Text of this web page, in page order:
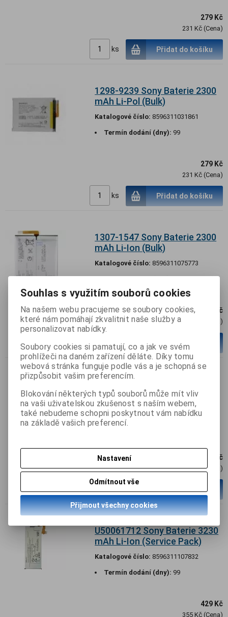
279 Kč
231 Kč (Cena)
ks Přidat do košíku
1298-9239 Sony Baterie 2300
mAh Li-Pol (Bulk)
Katalogové číslo: 8596311031861
Termín dodání (dny): 99
279 Kč
231 Kč (Cena)
ks Přidat do košíku
1307-1547 Sony Baterie 2300
mAh Li-Ion (Bulk)
Katalogové číslo: 8596311075773
289 Kč
239 Kč (Cena)
ks Přidat do košíku
mAh Li-Ion (Service Pack)
Katalogové číslo: 8596311107849
Termín dodání (dny):
399 Kč
330 Kč (Cena)
Přidat do košíku
U50061712 Sony Baterie 3230
mAh Li-Ion (Service Pack)
Katalogové číslo: 8596311107832
Termín dodání (dny): 99
429 Kč
355 Kč (Cena)
Souhlas s využitím souborů cookies
Na našem webu pracujeme se soubory cookies,
které nám pomáhají zkvalitnit naše služby a
personalizovat nabídky.
Soubory cookies si pamatují, co a jak ve svém
prohlížeči na daném zařízení děláte. Díky tomu
webová stránka funguje podle vás a je schopná se
přizpůsobit vašim preferencím.
Blokování některých typů souborů může mít vliv
na vaši uživatelskou zkušenost s naším webem,
také nebudeme schopni poskytnout vám nabídku
na základě vašich preferencí.
Nastavení
Odmítnout vše
Přijmout všechny cookies